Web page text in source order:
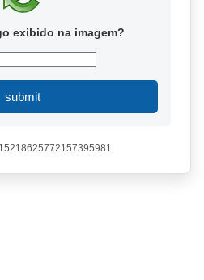
exibido na imagem?
submit